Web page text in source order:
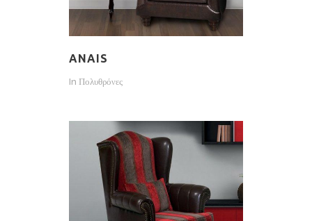
ANAIS
In Πολυθρόνες